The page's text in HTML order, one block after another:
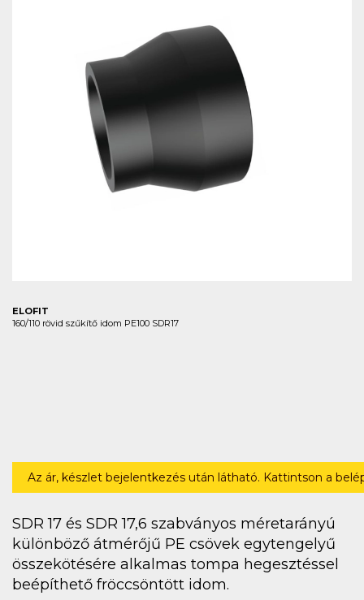
ELOFIT
160/110 rövid szűkítő idom PE100 SDR17
Az ár, készlet bejelentkezés után látható. Kattintson a
SDR 17 és SDR 17,6 szabványos méretarányú
különböző átmérőjű PE csövek egytengelyű
összekötésére alkalmas tompa hegesztéssel
beépíthető fröccsöntött idom.